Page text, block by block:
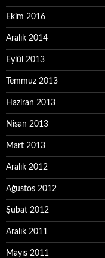
Ekim 2016
Aralık 2014
Eylül 2013
Temmuz 2013
Haziran 2013
Nisan 2013
Mart 2013
Aralık 2012
Ağustos 2012
Şubat 2012
Aralık 2011
Mayıs 2011